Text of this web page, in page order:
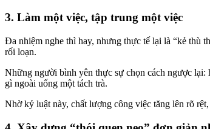
3. Làm một việc, tập trung một việc
Đa nhiệm nghe thì hay, nhưng thực tế lại là “kẻ thù
rối loạn.
Những người bình yên thực sự chọn cách ngược lại:
gì ngoài uống một tách trà.
Nhờ kỷ luật này, chất lượng công việc tăng lên rõ